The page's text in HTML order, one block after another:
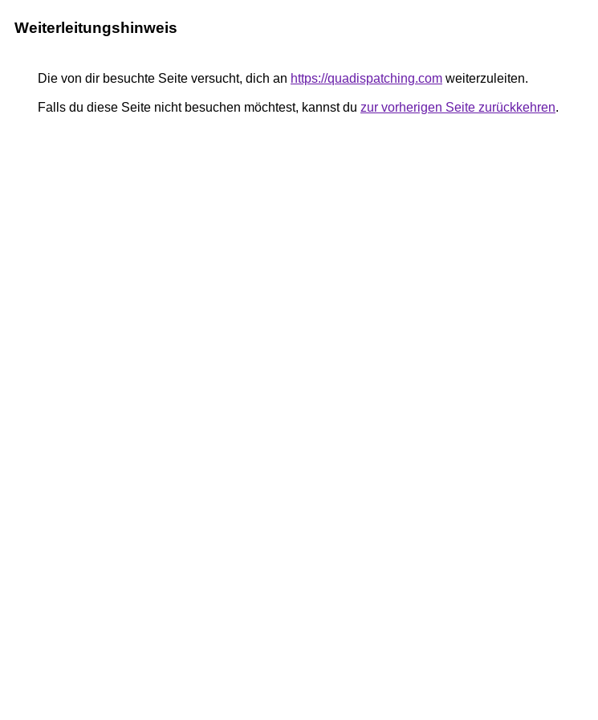
Weiterleitungshinweis
Die von dir besuchte Seite versucht, dich an https://quadispatching.com weiterzuleiten.
Falls du diese Seite nicht besuchen möchtest, kannst du zur vorherigen Seite zurückkehren.